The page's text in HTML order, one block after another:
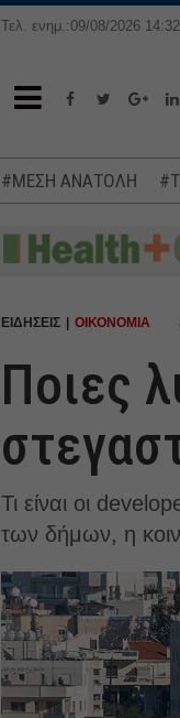
Τελ. ενημ.:09/08/2026 14:32
#ΜΕΣΗ ΑΝΑΤΟΛΗ
ΕΙΔΗΣΕΙΣ ΟΙΚΟΝΟΜΙΑ
Ποιες
Τι είναι οι
των δήμων, η